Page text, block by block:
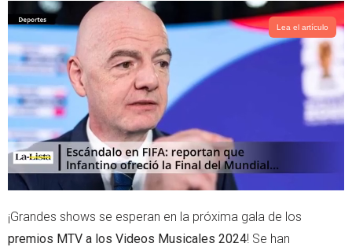
t
t
e
r
t
s
a
p
p
Lea el artículo
¡Grandes shows se esperan en la próxima gala de los
premios MTV a los Videos Musicales 2024! Se han